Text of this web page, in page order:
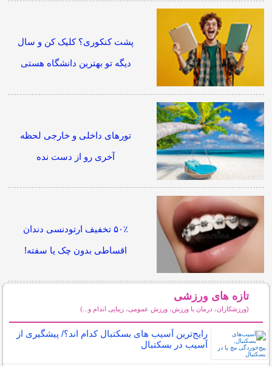
پشت کنکوری؟ کلیک کن و سال
دیگه تو بهترین دانشگاه هستی
تورهای داخلی و خارجی لحظه
آخری رو از دست نده
۵۰٪ تخفیف ارتودنسی دندان
اقساطی بدون چک یا سفته!
تازه های ورزشی
(ورزشکاران، درمان با ورزش، ورزش عمومی، زیبایی اندام و...)
رایج‌ترین آسیب های بسکتبال کدام اند؟/ پیشگیری از
آسیب در بسکتبال